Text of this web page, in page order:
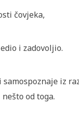
čovjeka,
i zadovoljio.
iz
od toga.